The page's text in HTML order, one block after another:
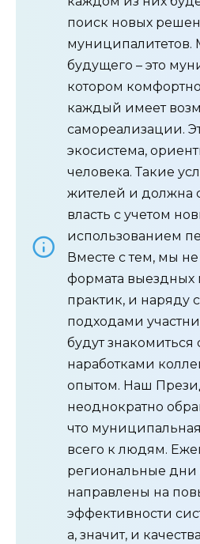
поиск новых
муниципалитетов.
будущего – это
котором
каждый имеет
самореализации.
экосистема,
человека. Такие
жителей и должна
власть с учетом
использованием
Вместе с тем, мы не
формата
практик, и наряду
подходами
будут
наработками
опытом. Наш
неоднократно
что
всего к людям.
региональные
направлены на
эффективности
а, значит, и